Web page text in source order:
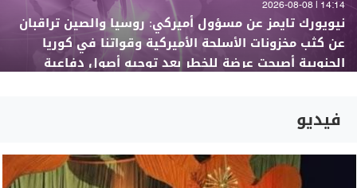
14:14 | 2026-08-08
نيويورك تايمز عن مسؤول أميركي: روسيا والصين تراقبان
عن كثب مخزونات الأسلحة الأميركية وقواتنا في كوريا
الجنوبية أصبحت عرضة للخطر بعد توجيه أصول دفاعية
فيديو